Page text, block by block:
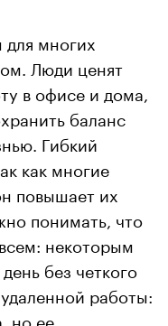
многих
Люди ценят
в офисе и дома,
баланс
Гибкий
как многие
повышает их
понимать, что
некоторым
без четкого
работы:
но ее